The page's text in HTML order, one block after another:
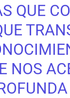
QUE
NOS